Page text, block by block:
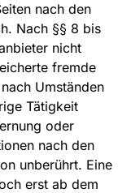
nach den
Nach §§ 8 bis
nicht
fremde
Umständen
Tätigkeit
oder
nach den
unberührt. Eine
erst ab dem